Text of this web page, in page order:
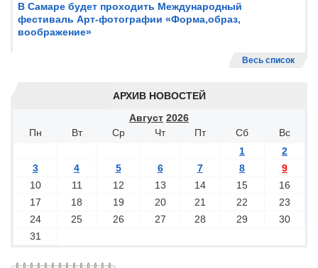
В Самаре будет проходить Международный
фестиваль Арт-фотографии «Форма,образ,
воображение»
Весь список
АРХИВ НОВОСТЕЙ
Август 2026
Пн
Вт Ср Чт Пт Сб
Вс
1
2
3
4 5 6 7 8
9
10
11 12 13 14 15
16
17
18 19 20 21 22
23
24
25 26 27 28 29
30
31